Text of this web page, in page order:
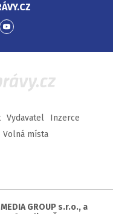
Přejít
YouTube
Vydavatel
Inzerce
Volná místa
GROUP s.r.o., a